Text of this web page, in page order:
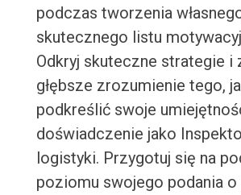
podczas tworzenia
skutecznego listu
Odkryj skuteczne strategie i
głębsze zrozumienie tego,
podkreślić swoje
doświadczenie jako
logistyki. Przygotuj się na
poziomu swojego podania o